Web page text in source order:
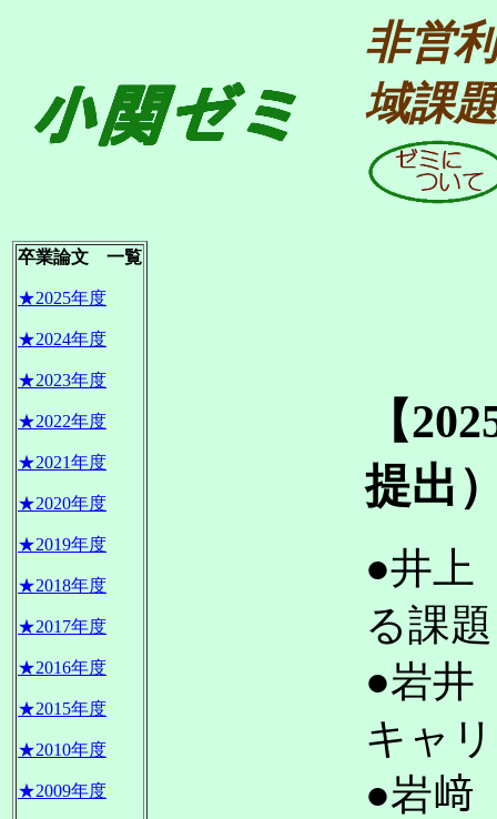
非営
域課
卒業論文 一覧
★2025年度
★2024年度
★2023年度
★2022年度
★2021年度
★2020年度
★2019年度
★2018年度
★2017年度
★2016年度
★2015年度
★2010年度
★2009年度
【
提出
●井上
る課
●岩井
キャ
●岩﨑